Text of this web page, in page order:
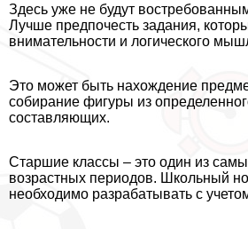
Здесь уже не будут
Лучше предпочесть задания,
внимательности и логического
Это может быть нахождение
собирание фигуры из
составляющих.
Старшие классы – это один из
возрастных периодов. Школьный
необходимо разpaбатывать с